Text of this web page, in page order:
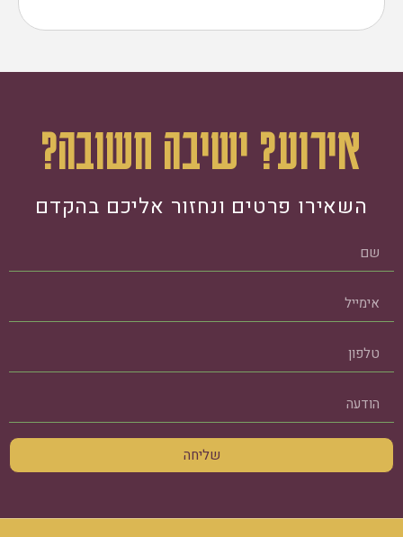
אירוע? ישיבה חשובה?
השאירו פרטים ונחזור אליכם בהקדם
שליחה